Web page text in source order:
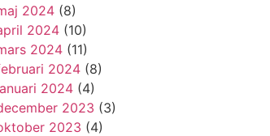
2024 (8)
2024 (10)
2024 (11)
2024 (8)
2024 (4)
2023 (3)
2023 (4)